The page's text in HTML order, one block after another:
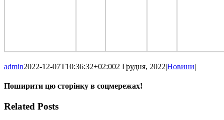
admin2022-12-07T10:36:32+02:002 Грудня, 2022|Новини|
Поширити цю сторінку в соцмережах!
Facebook
X
WhatsApp
Telegram
Related Posts